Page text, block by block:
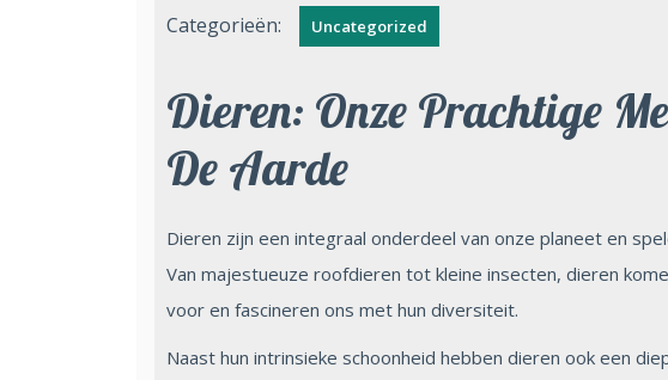
Categorieën: Uncategorized
Dieren: Onze Prachtige
De Aarde
Dieren zijn een integraal onderdeel van onze planeet en
Van majestueuze roofdieren tot kleine insecten, dieren
voor en fascineren ons met hun diversiteit.
Naast hun intrinsieke schoonheid hebben dieren ook een